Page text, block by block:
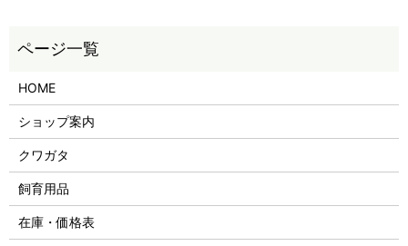
HOME
ショップ案内
クワガタ
飼育用品
在庫・価格表